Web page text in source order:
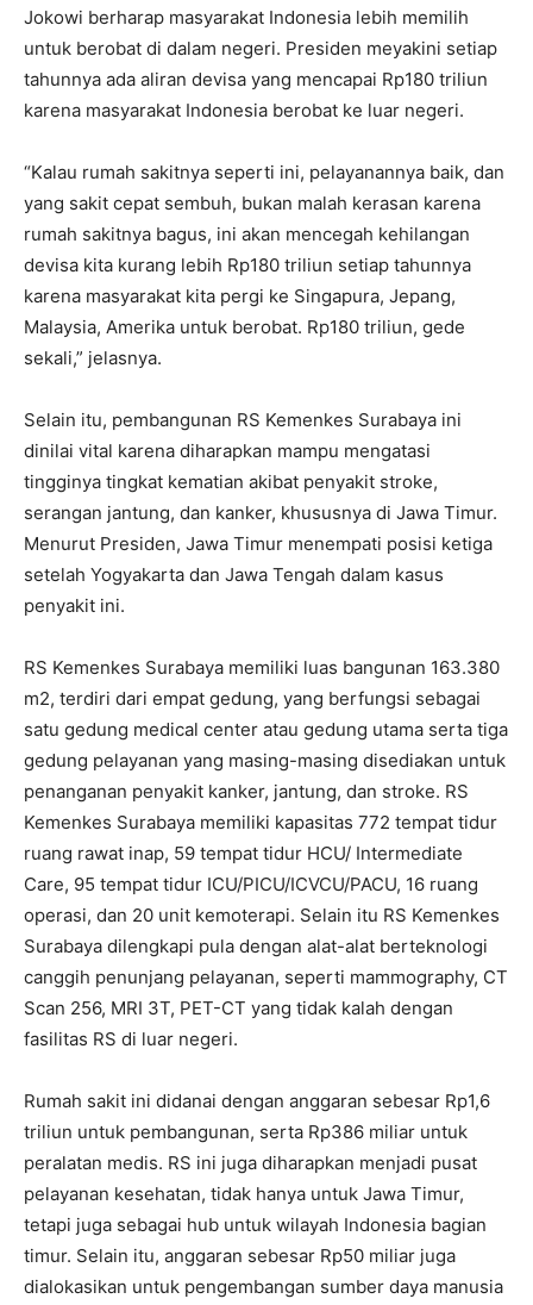
Jokowi berharap masyarakat Indonesia lebih memilih
untuk berobat di dalam negeri. Presiden meyakini setiap
tahunnya ada aliran devisa yang mencapai Rp180 triliun
karena masyarakat Indonesia berobat ke luar negeri.
“Kalau rumah sakitnya seperti ini, pelayanannya baik, dan
yang sakit cepat sembuh, bukan malah kerasan karena
rumah sakitnya bagus, ini akan mencegah kehilangan
devisa kita kurang lebih Rp180 triliun setiap tahunnya
karena masyarakat kita pergi ke Singapura, Jepang,
Malaysia, Amerika untuk berobat. Rp180 triliun, gede
sekali,” jelasnya.
Selain itu, pembangunan RS Kemenkes Surabaya ini
dinilai vital karena diharapkan mampu mengatasi
tingginya tingkat kematian akibat penyakit stroke,
serangan jantung, dan kanker, khususnya di Jawa Timur.
Menurut Presiden, Jawa Timur menempati posisi ketiga
setelah Yogyakarta dan Jawa Tengah dalam kasus
penyakit ini.
RS Kemenkes Surabaya memiliki luas bangunan 163.380
m2, terdiri dari empat gedung, yang berfungsi sebagai
satu gedung medical center atau gedung utama serta tiga
gedung pelayanan yang masing-masing disediakan untuk
penanganan penyakit kanker, jantung, dan stroke. RS
Kemenkes Surabaya memiliki kapasitas 772 tempat tidur
ruang rawat inap, 59 tempat tidur HCU/ Intermediate
Care, 95 tempat tidur ICU/PICU/ICVCU/PACU, 16 ruang
operasi, dan 20 unit kemoterapi. Selain itu RS Kemenkes
Surabaya dilengkapi pula dengan alat-alat berteknologi
canggih penunjang pelayanan, seperti mammography, CT
Scan 256, MRI 3T, PET-CT yang tidak kalah dengan
fasilitas RS di luar negeri.
Rumah sakit ini didanai dengan anggaran sebesar Rp1,6
triliun untuk pembangunan, serta Rp386 miliar untuk
peralatan medis. RS ini juga diharapkan menjadi pusat
pelayanan kesehatan, tidak hanya untuk Jawa Timur,
tetapi juga sebagai hub untuk wilayah Indonesia bagian
timur. Selain itu, anggaran sebesar Rp50 miliar juga
dialokasikan untuk pengembangan sumber daya manusia